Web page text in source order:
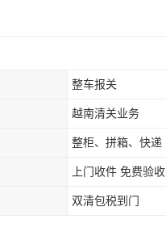
整车报关
越南清关业务
整柜、拼箱、快递
上门收件 免费验收
双清包税到门